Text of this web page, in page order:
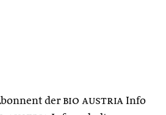
der bio austria Info